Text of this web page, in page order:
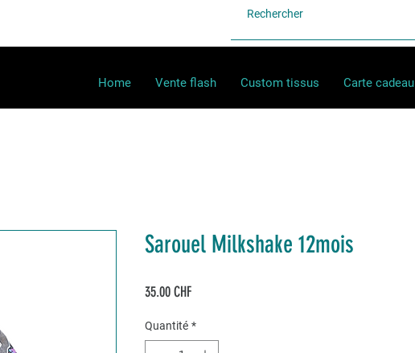
Home Vente flash Custom tissus Carte cadeau
Sarouel Milkshake 12mois
35.00 CHFPrix
Quantité *